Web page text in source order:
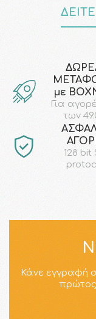
με
Για
των
128 bit
Κάνε εγγραφή